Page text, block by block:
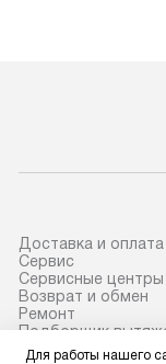
Доставка и оплата
Сервис
Сервисные центры
Возврат и обмен
Ремонт
Подборщик
Для работы нашего